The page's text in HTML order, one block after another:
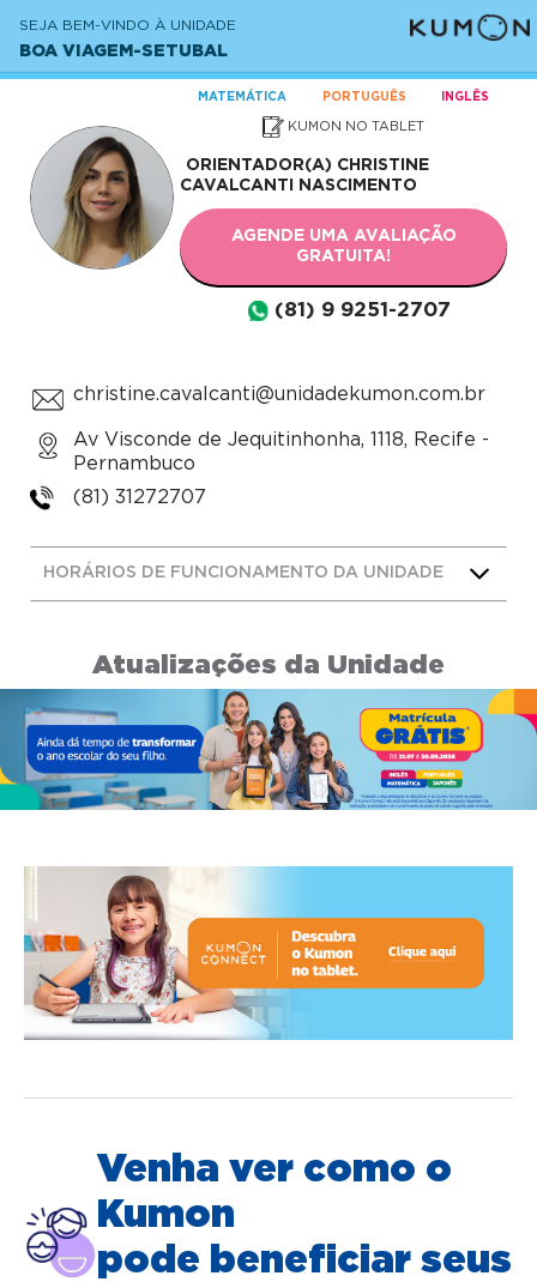
SEJA BEM-VINDO À UNIDADE
BOA VIAGEM-SETUBAL
MATEMÁTICA PORTUGUÊS INGLÊS
KUMON NO TABLET
ORIENTADOR(A) CHRISTINE
CAVALCANTI NASCIMENTO
AGENDE UMA AVALIAÇÃO
GRATUITA!
(81) 9 9251-2707
christine.cavalcanti@unidadekumon.com.br
Av Visconde de Jequitinhonha, 1118, Recife -
Pernambuco
(81) 31272707
HORÁRIOS DE FUNCIONAMENTO DA UNIDADE
Atualizações da Unidade
Venha ver como o
Kumon
pode beneficiar seus